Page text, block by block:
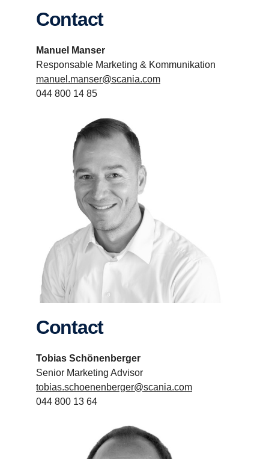
Contact
Manuel Manser
Responsable Marketing & Kommunikation
manuel.manser@scania.com
044 800 14 85
Contact
Tobias Schönenberger
Senior Marketing Advisor
tobias.schoenenberger@scania.com
044 800 13 64